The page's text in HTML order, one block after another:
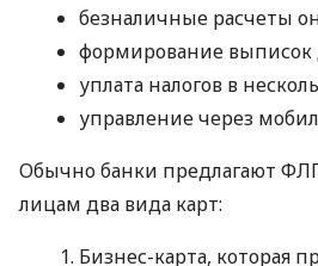
безналичные расчеты
формирование выписок
уплата налогов в
управление через
Обычно банки предлагают
лицам два вида карт:
Бизнес-карта, которая